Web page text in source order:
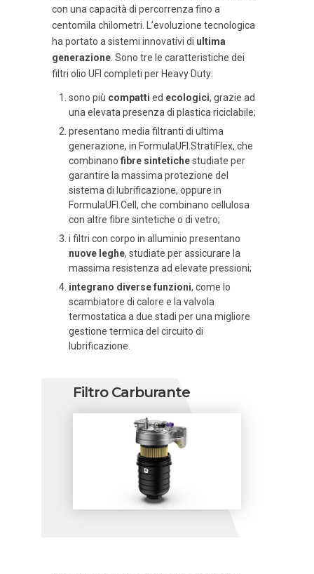
con una capacità di percorrenza fino a
centomila chilometri. L’evoluzione tecnologica
ha portato a sistemi innovativi di ultima
generazione. Sono tre le caratteristiche dei
filtri olio UFI completi per Heavy Duty:
sono più compatti ed ecologici, grazie ad
una elevata presenza di plastica riciclabile;
presentano media filtranti di ultima
generazione, in FormulaUFI.StratiFlex, che
combinano fibre sintetichestudiate per
garantire la massima protezione del
sistema di lubrificazione, oppure in
FormulaUFI.Cell, che combinano cellulosa
con altre fibre sintetiche o di vetro;
i filtri con corpo in alluminio presentano
nuove leghe, studiate per assicurare la
massima resistenza ad elevate pressioni;
integrano diverse funzioni, come lo
scambiatore di calore e la valvola
termostatica a due stadi per una migliore
gestione termica del circuito di
lubrificazione.
Filtro Carburante